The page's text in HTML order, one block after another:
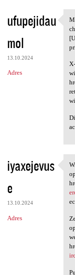
ufupejidau
mol
13.10.2024
Adres
iyaxejevus
e
13.10.2024
Adres